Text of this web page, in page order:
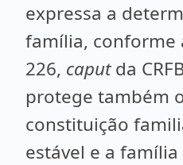
expressa a
família, conforme
226, caputda
protege também
constituição
estável e a